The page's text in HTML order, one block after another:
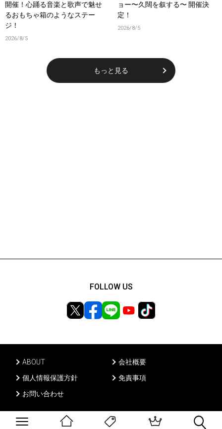
開催！心踊る音楽と歌声で魅せ
るおもちゃ箱のようなステー
ジ！
2026/8/5
ョー〜久闊を叙する〜 開催決
定！
2026/8/5
もっと見る
ABOUT
会社概要
個人情報保護方針
免責事項
お問い合わせ
FOLLOW US